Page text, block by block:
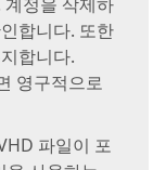
합니다. 또한
합니다.
영구적으로
파일이 포